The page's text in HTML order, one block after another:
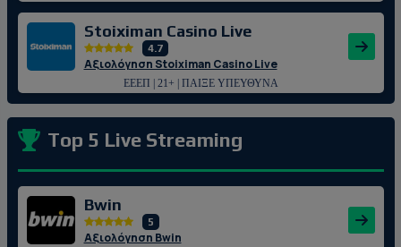
Stoiximan Casino Live
4.7
Αξιολόγηση Stoiximan Casino Live
ΕΕΕΠ | 21+ | ΠΑΙΞΕ ΥΠΕΥΘΥΝΑ
Top 5 Live Streaming
Bwin
5
Αξιολόγηση Bwin